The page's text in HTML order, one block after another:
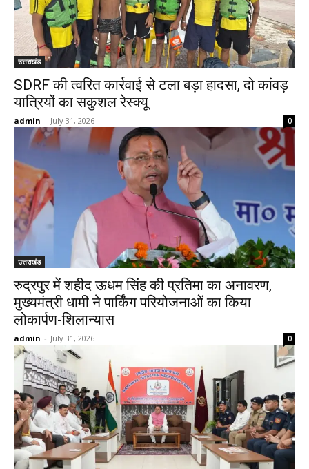
उत्तराखंड
SDRF की त्वरित कार्रवाई से टला बड़ा हादसा, दो कांवड़
यात्रियों का सकुशल रेस्क्यू
admin - July 31, 2026 0
उत्तराखंड
रुद्रपुर में शहीद ऊधम सिंह की प्रतिमा का अनावरण,
मुख्यमंत्री धामी ने पार्किंग परियोजनाओं का किया
लोकार्पण-शिलान्यास
admin - July 31, 2026 0